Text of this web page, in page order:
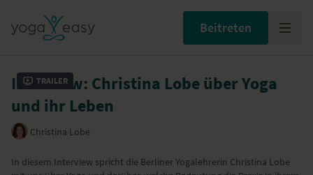
Beitreten
Trailer
Interview: Christina Lobe über Yoga
und ihr Leben
Christina Lobe
In diesem Interview spricht die Berliner Yogalehrerin Christina Lobe